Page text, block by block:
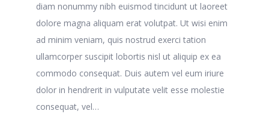
diam nonummy nibh euismod tincidunt ut laoreet
dolore magna aliquam erat volutpat. Ut wisi enim
ad minim veniam, quis nostrud exerci tation
ullamcorper suscipit lobortis nisl ut aliquip ex ea
commodo consequat. Duis autem vel eum iriure
dolor in hendrerit in vulputate velit esse molestie
consequat, vel…